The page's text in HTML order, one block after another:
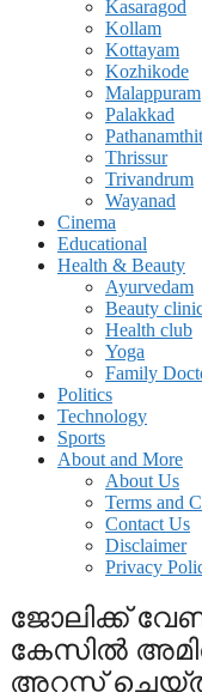
Kasaragod
Kollam
Kottayam
Kozhikode
Malappuram
Palakkad
Thrissur
Trivandrum
Wayanad
Cinema
Educational
Health & Beauty
Ayurvedam
Beauty
Health club
Yoga
Family
Politics
Technology
Sports
About and More
About Us
Terms and
Contact Us
Disclaimer
Privacy
ജോലിക്ക്
കേസില്‍
അറസ്റ്റ്